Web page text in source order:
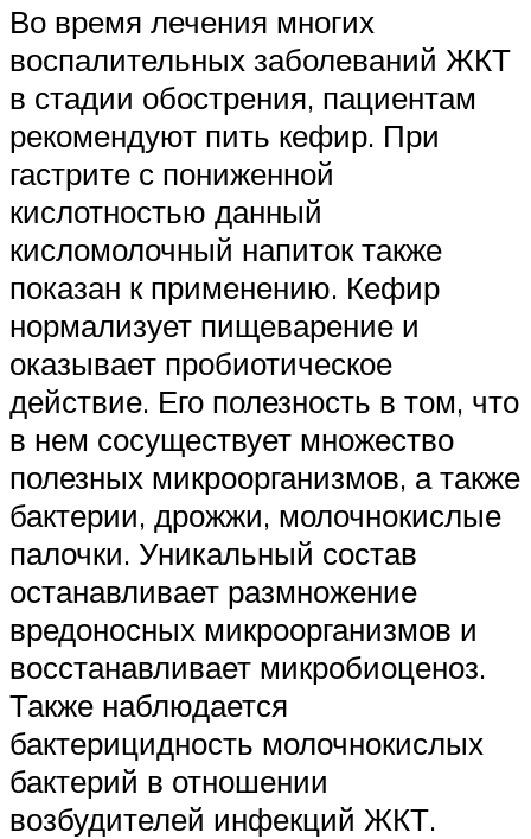
Во время лечения многих
воспалительных заболеваний ЖКТ
в стадии обострения, пациентам
рекомендуют пить кефир. При
гастрите с пониженной
кислотностью данный
кисломолочный напиток также
показан к применению. Кефир
нормализует пищеварение и
оказывает пробиотическое
действие. Его полезность в том, что
в нем сосуществует множество
полезных микроорганизмов, а также
бактерии, дрожжи, молочнокислые
палочки. Уникальный состав
останавливает размножение
вредоносных микроорганизмов и
восстанавливает микробиоценоз.
Также наблюдается
бактерицидность молочнокислых
бактерий в отношении
возбудителей инфекций ЖКТ.